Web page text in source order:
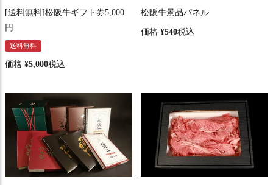
[送料無料]松阪牛ギフト券5,000
円
送料無料
価格 ¥5,000税込
松阪牛景品パネル
価格 ¥540税込